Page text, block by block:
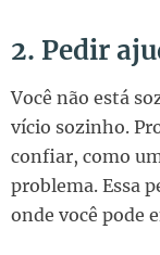
2. Pedir
Você não está
vício sozinho.
confiar, como
problema. Essa
onde você pode